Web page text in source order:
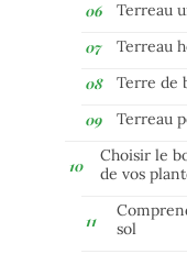
Terreau
Terreau
Terre de
Terreau
Choisir le
de vos
sol